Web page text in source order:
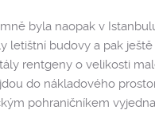
byla naopak v
letištní budovy a pak
rentgeny o velikosti
do nákladového
pohraničníkem